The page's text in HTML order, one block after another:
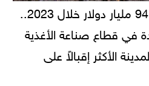
حجم استثمارات يصل لـ 94 مليار دولار خلال 2023..
في قطاع صناعة الأغذية
الأكثر إقبالاً على